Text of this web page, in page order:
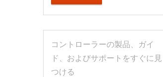
コントローラーの製品、ガイ
ド、およびサポートをすぐに見
つける